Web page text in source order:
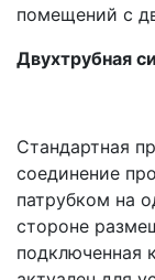
помещений с
Двухтрубная
Стандартная
соединение
патрубком на
стороне
подключенная